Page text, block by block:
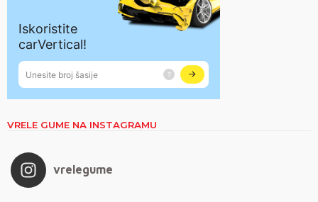
VRELE GUME NA INSTAGRAMU
vrelegume